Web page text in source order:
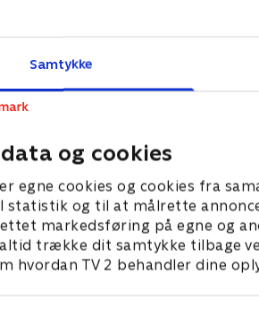
Samtykke
og cookies
egne cookies og cookies fra
statistik og til at målrette
markedsføring på egne og
trække dit samtykke tilbage
hvordan TV 2 behandler dine
2. The Arrest
Erik tages med på